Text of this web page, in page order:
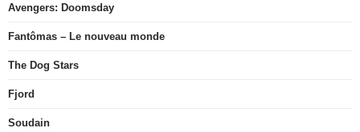
Avengers: Doomsday
Fantômas – Le nouveau monde
The Dog Stars
Fjord
Soudain